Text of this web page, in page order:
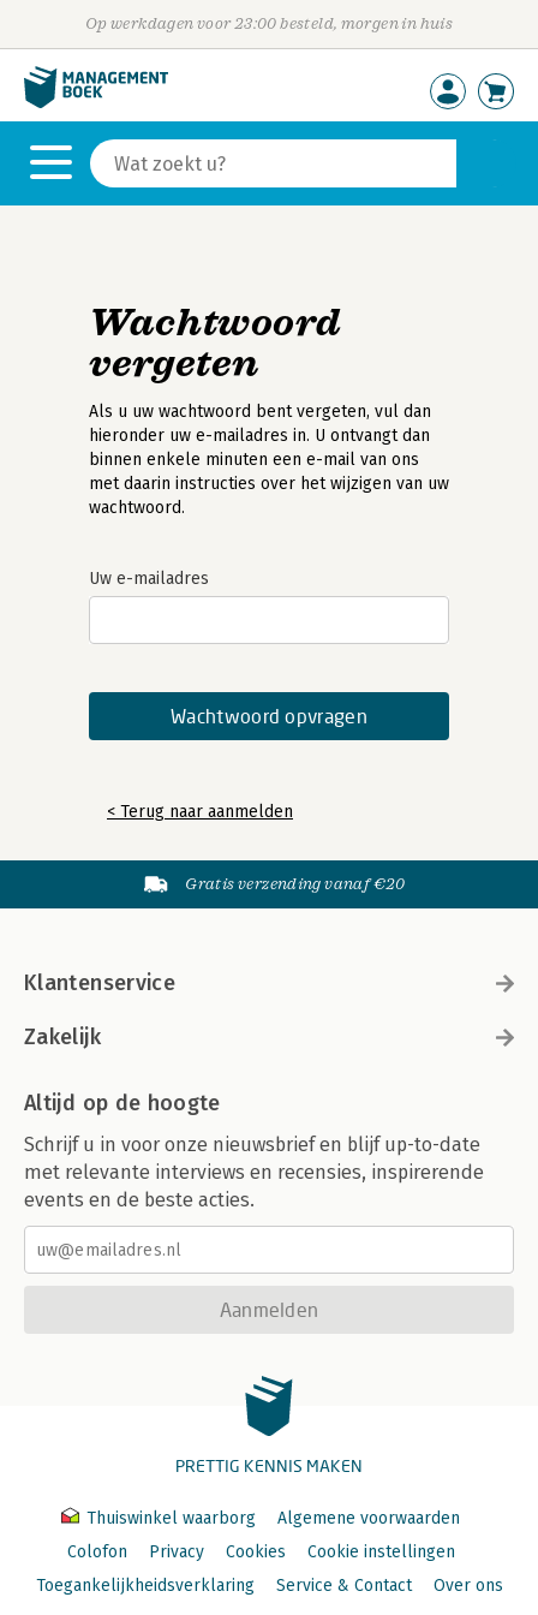
Op werkdagen voor 23:00 besteld, morgen in huis
Wachtwoord
vergeten
Als u uw wachtwoord bent vergeten, vul dan
hieronder uw e-mailadres in. U ontvangt dan
binnen enkele minuten een e-mail van ons
met daarin instructies over het wijzigen van uw
wachtwoord.
Uw e-mailadres
< Terug naar aanmelden
Gratis verzending vanaf €20
Klantenservice
Zakelijk
Altijd op de hoogte
Schrijf u in voor onze nieuwsbrief en blijf up-to-date
met relevante interviews en recensies, inspirerende
events en de beste acties.
Aanmelden
PRETTIG KENNIS MAKEN
Thuiswinkel waarborg
Algemene voorwaarden
Colofon
Privacy Cookies
Cookie instellingen
Toegankelijkheidsverklaring
Service & Contact Over ons